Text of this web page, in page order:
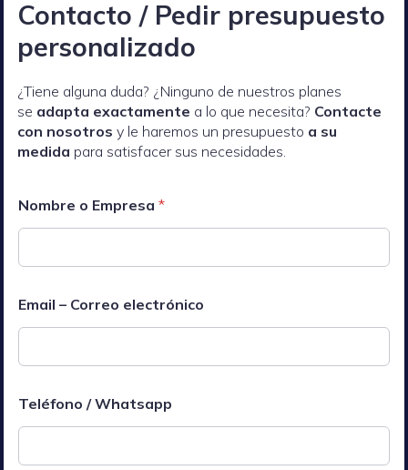
Contacto / Pedir presupuesto
personalizado
¿Tiene alguna duda? ¿Ninguno de nuestros planes
se adapta exactamente a lo que necesita? Contacte
con nosotros y le haremos un presupuesto a su
medida para satisfacer sus necesidades.
Nombre o Empresa*
Email – Correo electrónico
Teléfono / Whatsapp